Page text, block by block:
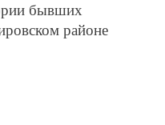
бывших
районе